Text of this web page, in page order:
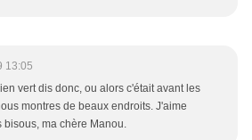
13:05
vert dis donc, ou alors c'était avant les
montres de beaux endroits. J'aime
bisous, ma chère Manou.